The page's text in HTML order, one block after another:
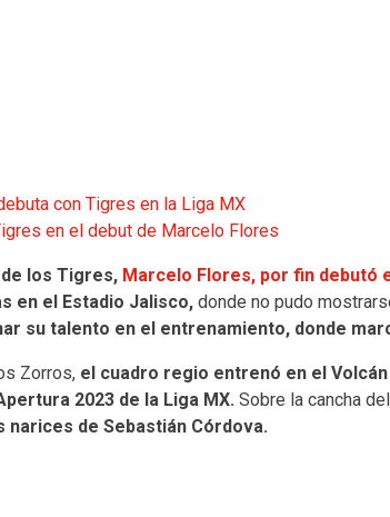
con Tigres en la Liga MX
en el debut de Marcelo Flores
los Tigres, Marcelo Flores, por fin debutó
en el Estadio Jalisco,donde no pudo
su talento en el entrenamiento, donde
Zorros, el cuadro regio entrenó en el
2023 de la Liga MX. Sobre la cancha
narices de Sebastián Córdova.